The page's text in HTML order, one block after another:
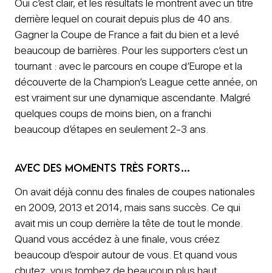
derrière lequel on courait depuis plus de 40 ans.
Gagner la Coupe de France a fait du bien et a levé
beaucoup de barrières. Pour les supporters c’est un
tournant : avec le parcours en coupe d’Europe et la
découverte de la Champion’s League cette année, on
est vraiment sur une dynamique ascendante. Malgré
quelques coups de moins bien, on a franchi
beaucoup d’étapes en seulement 2-3 ans.
Avec des moments très forts…
On avait déjà connu des finales de coupes nationales
en 2009, 2013 et 2014, mais sans succès. Ce qui
avait mis un coup derrière la tête de tout le monde.
Quand vous accédez à une finale, vous créez
beaucoup d’espoir autour de vous. Et quand vous
chutez, vous tombez de beaucoup plus haut